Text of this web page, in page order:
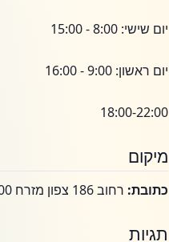
יום שישי: 8:00 - 15:00
יום ראשון: 9:00 - 16:00
18:00-22:00
מיקום
כתובת: רחוב 186 צפון מזרח 2500, מיאמי, פלורידה, ארצות הברית, פלורידה
תגיות